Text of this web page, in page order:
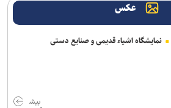
عکس
نمایشگاه اشیاء قدیمی و صنایع دستی
بیش